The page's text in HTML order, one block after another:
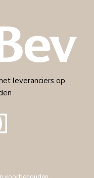
leveranciers op